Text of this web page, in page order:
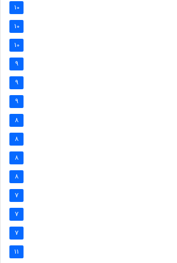
10
10
10
9
9
9
8
8
8
8
7
7
7
11